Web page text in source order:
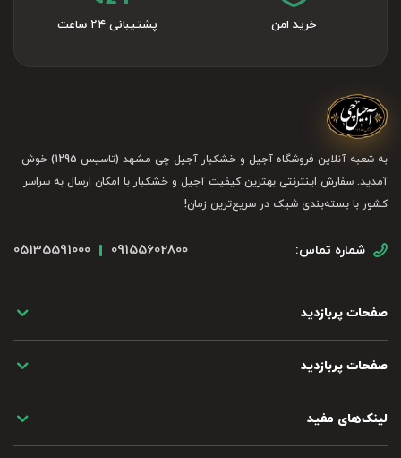
خرید امن پشتیبانی ۲۴ ساعت
به شعبه آنلاین فروشگاه آجیل و خشکبار آجیل چی مشهد (تاسیس 1295) خوش
آمدید. سفارش اینترنتی بهترین کیفیت آجیل و خشکبار با امکان ارسال به سراسر
کشور با بسته‌بندی شیک در سریع‌ترین زمان!
شماره تماس: 09155602800
05135591000
صفحات پربازدید
صفحات پربازدید
لینک‌های مفید